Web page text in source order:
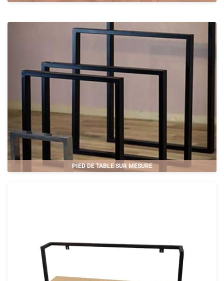
PIED DE TABLE SUR MESURE